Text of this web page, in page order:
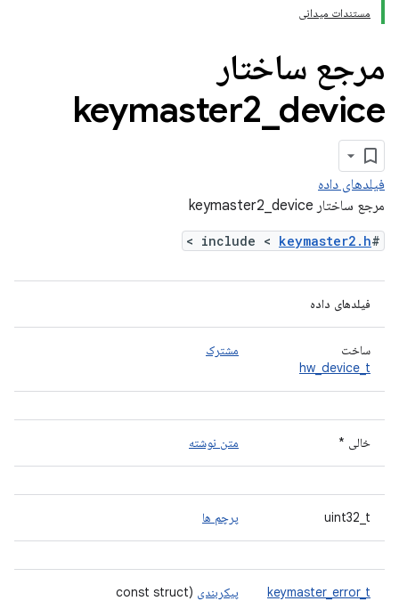
مستندات میدانی
مرجع ساختار
keymaster2 device
فیلدهای داده
مرجع ساختار keymaster2_device
#include <
keymaster2.h
>
فیلدهای داده
ساخت
hw_device_t
مشترک
خالی * متن نوشته
uint32_t پرچم ها
keymaster_error_t
پیکربندی (const struct